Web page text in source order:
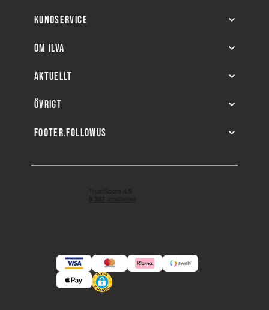
KUNDSERVICE
OM ILVA
AKTUELLT
ÖVRIGT
FOOTER.FOLLOWUS